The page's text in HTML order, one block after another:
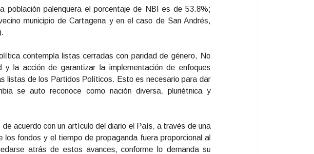
población palenquera el porcentaje de NBI es de 53.8%;
municipio de Cartagena y en el caso de San Andrés,
contempla listas cerradas con paridad de género, No
la acción de garantizar la implementación de enfoques
listas de los Partidos Políticos. Esto es necesario para dar
se auto reconoce como nación diversa, pluriétnica y
acuerdo con un artículo del diario el País, a través de una
fondos y el tiempo de propaganda fuera proporcional al
atrás de estos avances, conforme lo demanda su